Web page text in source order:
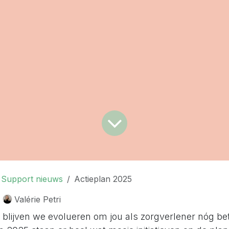
nieuws
Actieplan 2025
Valérie Petri
blijven we evolueren om jou als zorgverlener nóg